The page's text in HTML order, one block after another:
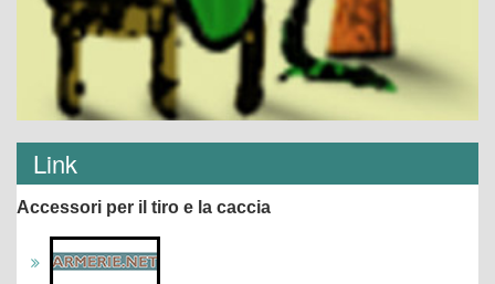
Link
Accessori per il tiro e la caccia